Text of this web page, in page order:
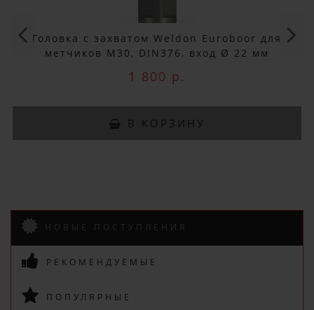
Не упусти выгоду!
Специальные предложения!
Заказ вы можете оплатить любым
Головка с захватом Weldon Euroboor для
метчиков M30, DIN376, вход Ø 22 мм
1 800 р.
В КОРЗИНУ
НОВЫЕ ПОСТУПЛЕНИЯ
РЕКОМЕНДУЕМЫЕ
ПОПУЛЯРНЫЕ